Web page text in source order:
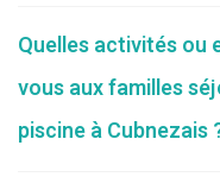
Quelles activités ou
vous aux familles
piscine à Cubnezais